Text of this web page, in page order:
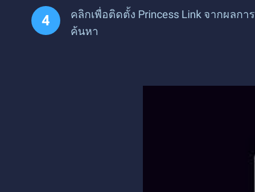
คลิกเพื่อติดตั้ง Princess Link จากผลการ
ค้นหา